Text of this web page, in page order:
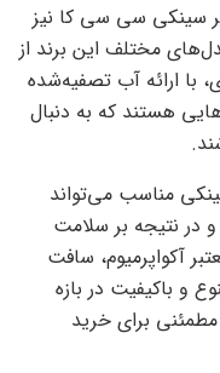
سینکی سی سی کا نیز
مدل‌های مختلف این برند از
ارائه آب تصفیه‌شده
هستند که به دنبال
مناسب می‌تواند
در نتیجه بر سلامت
آکواپرمیوم، سافت
و باکیفیت در بازه
مطمئنی برای خرید